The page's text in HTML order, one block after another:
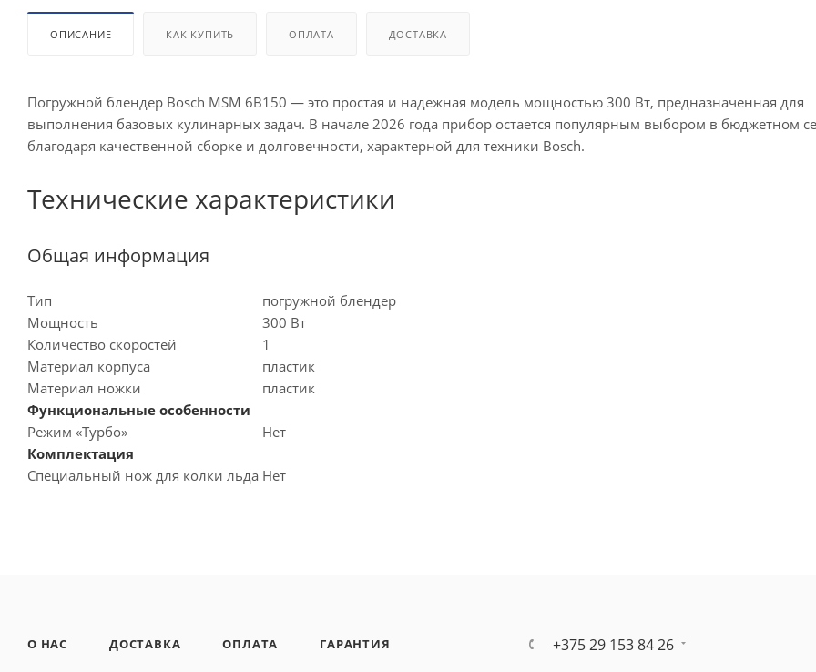
ОПИСАНИЕ КАК КУПИТЬ ОПЛАТА ДОСТАВКА
Погружной блендер Bosch MSM 6B150 — это простая и надежная модель мощностью 300 Вт, предназначенная для
выполнения базовых кулинарных задач. В начале 2026 года прибор остается популярным выбором в бюджетном
благодаря качественной сборке и долговечности, характерной для техники Bosch.
Технические характеристики
Общая информация
Тип
погружной блендер
Мощность
300 Вт
Количество скоростей
1
Материал корпуса
пластик
Материал ножки
пластик
Функциональные особенности
Режим «Турбо»
Нет
Комплектация
Специальный нож для колки льда Нет
О НАС ДОСТАВКА ОПЛАТА
ГАРАНТИЯ
+375 29 153 84 26